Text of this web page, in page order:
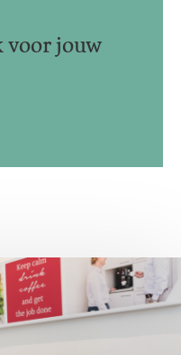
voor jouw